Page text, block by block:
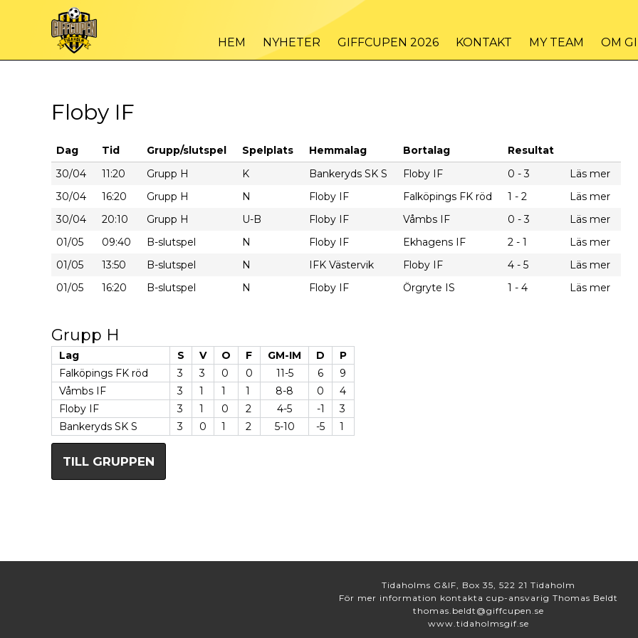
HEM NYHETER GIFFCUPEN 2026 KONTAKT MY TEAM OM
Floby IF
Dag Tid Grupp/slutspel Spelplats Hemmalag Bortalag
Resultat
30/04
11:20 Grupp H K Bankeryds SK S Floby IF 0 - 3
Läs mer
30/04
16:20 Grupp H N Floby IF Falköpings FK röd 1 - 2
Läs mer
30/04
20:10 Grupp H U-B Floby IF Våmbs IF 0 - 3
Läs mer
01/05
09:40 B-slutspel N Floby IF Ekhagens IF 2 - 1
Läs mer
01/05
13:50 B-slutspel N IFK Västervik Floby IF 4 - 5
Läs mer
01/05
16:20 B-slutspel N Floby IF Örgryte IS 1 - 4 Läs mer
Grupp H
Lag S V O F GM-IM D
P
Falköpings FK röd
3 3 0 0 11-5 6
9
Våmbs IF
3 1 1 1 8-8 0
4
Floby IF
3 1 0 2 4-5 -1
3
Bankeryds SK S
3 0 1 2 5-10 -5 1
TILL GRUPPEN
Tidaholms G&IF, Box 35, 522 21 Tidaholm
För mer information kontakta cup-ansvarig Thomas Beldt
thomas.beldt@giffcupen.se
www.tidaholmsgif.se